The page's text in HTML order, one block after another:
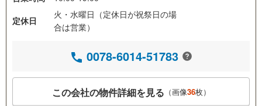
定休日
火・水曜日（定休日が祝祭日の場
合は営業）
0078-6014-51783
この会社の物件詳細を見る （画像36枚）